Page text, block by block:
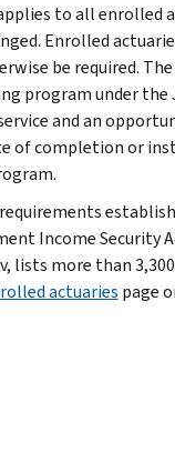
to all enrolled
Enrolled
be required.
program under
and an
completion or
Income Security
lists more than
actuaries page